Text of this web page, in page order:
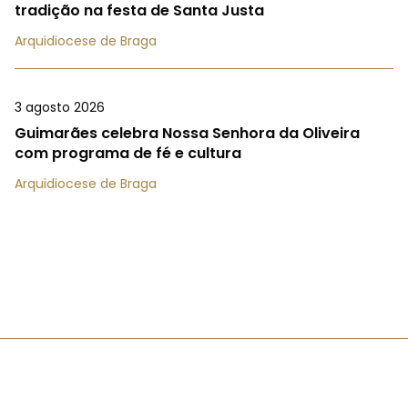
tradição na festa de Santa Justa
Arquidiocese de Braga
3 agosto 2026
Guimarães celebra Nossa Senhora da Oliveira
com programa de fé e cultura
Arquidiocese de Braga